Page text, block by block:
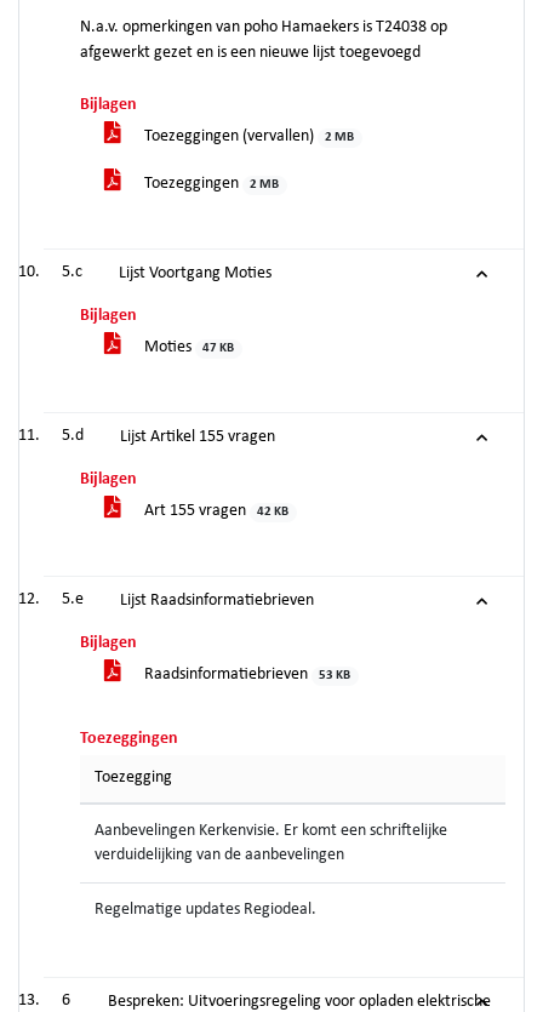
N.a.v. opmerkingen van poho Hamaekers is T24038 op
afgewerkt gezet en is een nieuwe lijst toegevoegd
Bijlagen
Toezeggingen (vervallen)
2 MB
Toezeggingen 2 MB
5.c Lijst Voortgang Moties
Bijlagen
Moties
47 KB
5.d Lijst Artikel 155 vragen
Bijlagen
Art 155 vragen
42 KB
5.e Lijst Raadsinformatiebrieven
Bijlagen
Raadsinformatiebrieven
53 KB
Toezeggingen
Toezegging
Aanbevelingen Kerkenvisie. Er komt een schriftelijke
verduidelijking van de aanbevelingen
Regelmatige updates Regiodeal.
6
Bespreken: Uitvoeringsregeling voor opladen elektrische